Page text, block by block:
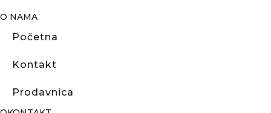
O NAMA
Početna
Kontakt
Prodavnica